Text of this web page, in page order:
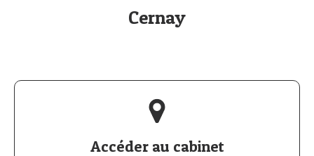
Cernay
Accéder au cabinet